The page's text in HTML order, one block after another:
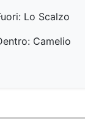
Lo Scalzo
Camelio